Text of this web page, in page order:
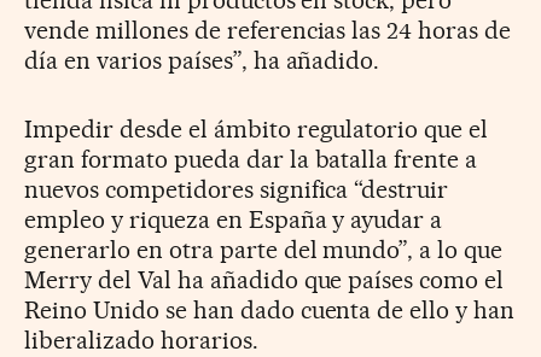
vende millones de referencias las 24 horas de
día en varios países”, ha añadido.
Impedir desde el ámbito regulatorio que el
gran formato pueda dar la batalla frente a
nuevos competidores significa “destruir
empleo y riqueza en España y ayudar a
generarlo en otra parte del mundo”, a lo que
Merry del Val ha añadido que países como el
Reino Unido se han dado cuenta de ello y han
liberalizado horarios.